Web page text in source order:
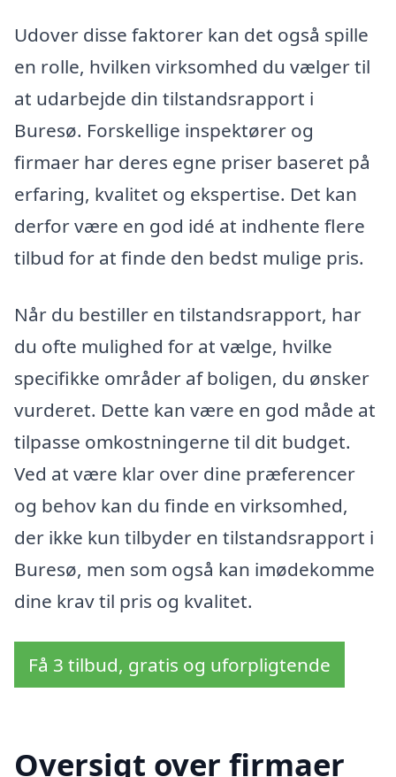
Udover disse faktorer kan det også spille
en rolle, hvilken virksomhed du vælger til
at udarbejde din tilstandsrapport i
Buresø. Forskellige inspektører og
firmaer har deres egne priser baseret på
erfaring, kvalitet og ekspertise. Det kan
derfor være en god idé at indhente flere
tilbud for at finde den bedst mulige pris.
Når du bestiller en tilstandsrapport, har
du ofte mulighed for at vælge, hvilke
specifikke områder af boligen, du ønsker
vurderet. Dette kan være en god måde at
tilpasse omkostningerne til dit budget.
Ved at være klar over dine præferencer
og behov kan du finde en virksomhed,
der ikke kun tilbyder en tilstandsrapport i
Buresø, men som også kan imødekomme
dine krav til pris og kvalitet.
Få 3 tilbud, gratis og uforpligtende
Oversigt over firmaer